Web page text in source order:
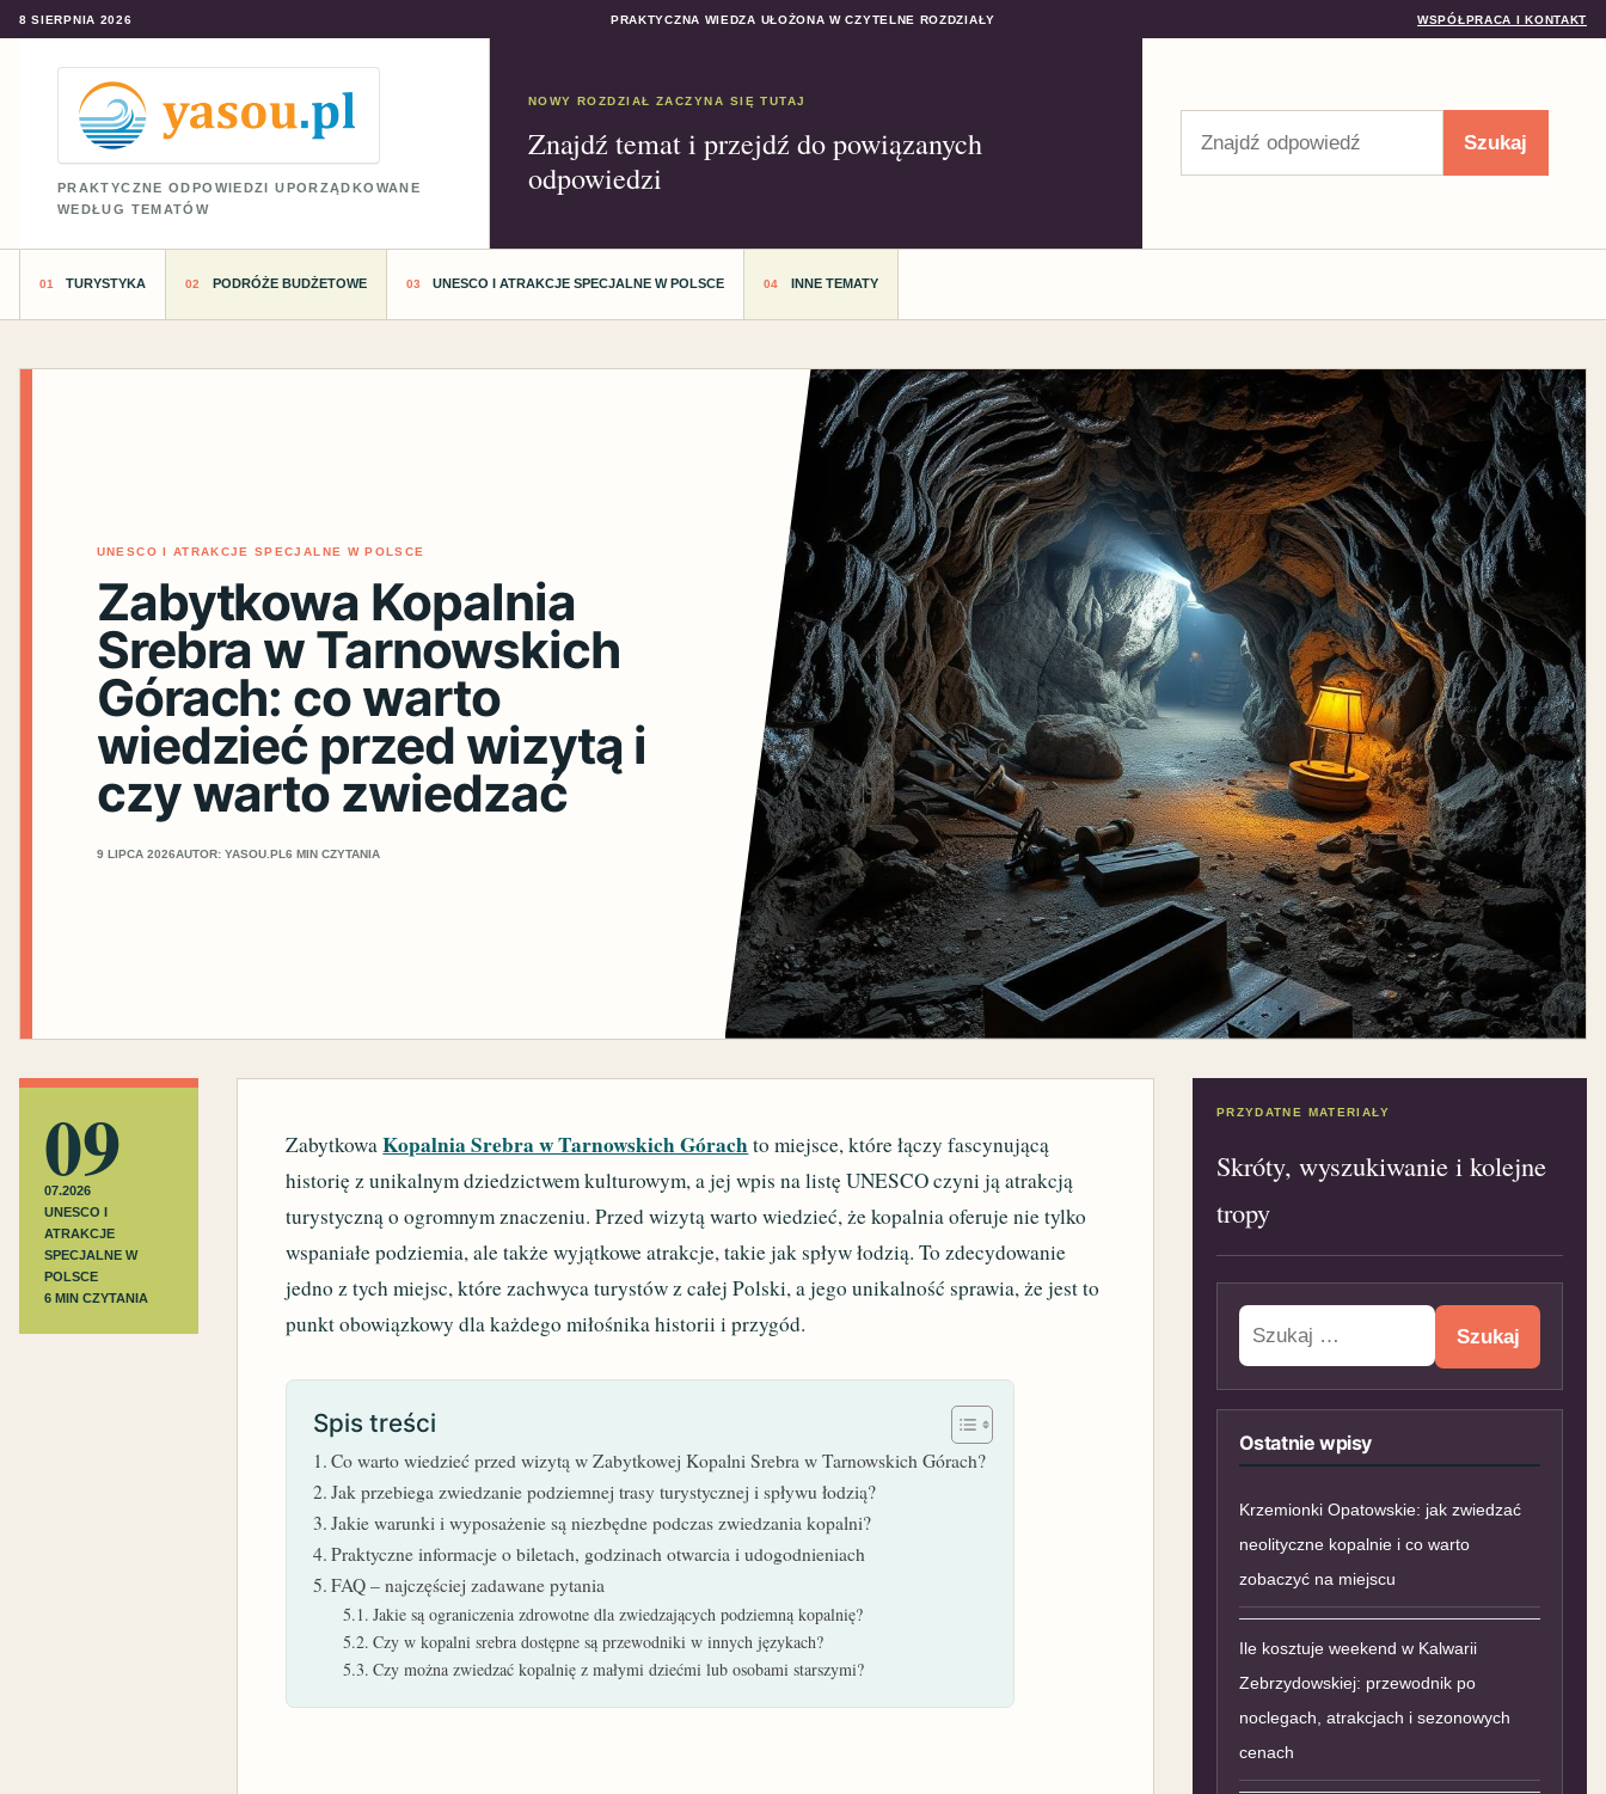
8 SIERPNIA 2026 PRAKTYCZNA WIEDZA UŁOŻONA W CZYTELNE ROZDZIAŁY WSPÓŁPRACA I KONTAKT
PRAKTYCZNE ODPOWIEDZI UPORZĄDKOWANE
WEDŁUG TEMATÓW
NOWY ROZDZIAŁ ZACZYNA SIĘ TUTAJ
Znajdź temat i przejdź do powiązanych
odpowiedzi
Szukaj
TURYSTYKA PODRÓŻE BUDŻETOWE UNESCO I ATRAKCJE SPECJALNE W POLSCE INNE TEMATY
UNESCO I ATRAKCJE SPECJALNE W POLSCE
Zabytkowa Kopalnia
Srebra w Tarnowskich
Górach: co warto
wiedzieć przed wizytą i
czy warto zwiedzać
9 LIPCA 2026AUTOR: YASOU.PL6 MIN CZYTANIA
09
07.2026
UNESCO I
ATRAKCJE
SPECJALNE W
POLSCE
6 MIN CZYTANIA
ZabytkowaKopalnia Srebra w Tarnowskich Górachto miejsce, które łączy fascynującą
historię z unikalnym dziedzictwem kulturowym, a jej wpis na listę UNESCO czyni ją atrakcją
turystyczną o ogromnym znaczeniu. Przed wizytą warto wiedzieć, że kopalnia oferuje nie tylko
wspaniałe podziemia, ale także wyjątkowe atrakcje, takie jak spływ łodzią. To zdecydowanie
jedno z tych miejsc, które zachwyca turystów z całej Polski, a jego unikalność sprawia, że jest to
punkt obowiązkowy dla każdego miłośnika historii i przygód.
Spis treści
Co warto wiedzieć przed wizytą w Zabytkowej Kopalni Srebra w Tarnowskich Górach?
Jak przebiega zwiedzanie podziemnej trasy turystycznej i spływu łodzią?
Jakie warunki i wyposażenie są niezbędne podczas zwiedzania kopalni?
Praktyczne informacje o biletach, godzinach otwarcia i udogodnieniach
FAQ – najczęściej zadawane pytania
Jakie są ograniczenia zdrowotne dla zwiedzających podziemną kopalnię?
Czy w kopalni srebra dostępne są przewodniki w innych językach?
Czy można zwiedzać kopalnię z małymi dziećmi lub osobami starszymi?
PRZYDATNE MATERIAŁY
Skróty, wyszukiwanie i kolejne
tropy
Szukaj:
Ostatnie wpisy
Krzemionki Opatowskie: jak zwiedzać
neolityczne kopalnie i co warto
zobaczyć na miejscu
Ile kosztuje weekend w Kalwarii
Zebrzydowskiej: przewodnik po
noclegach, atrakcjach i sezonowych
cenach